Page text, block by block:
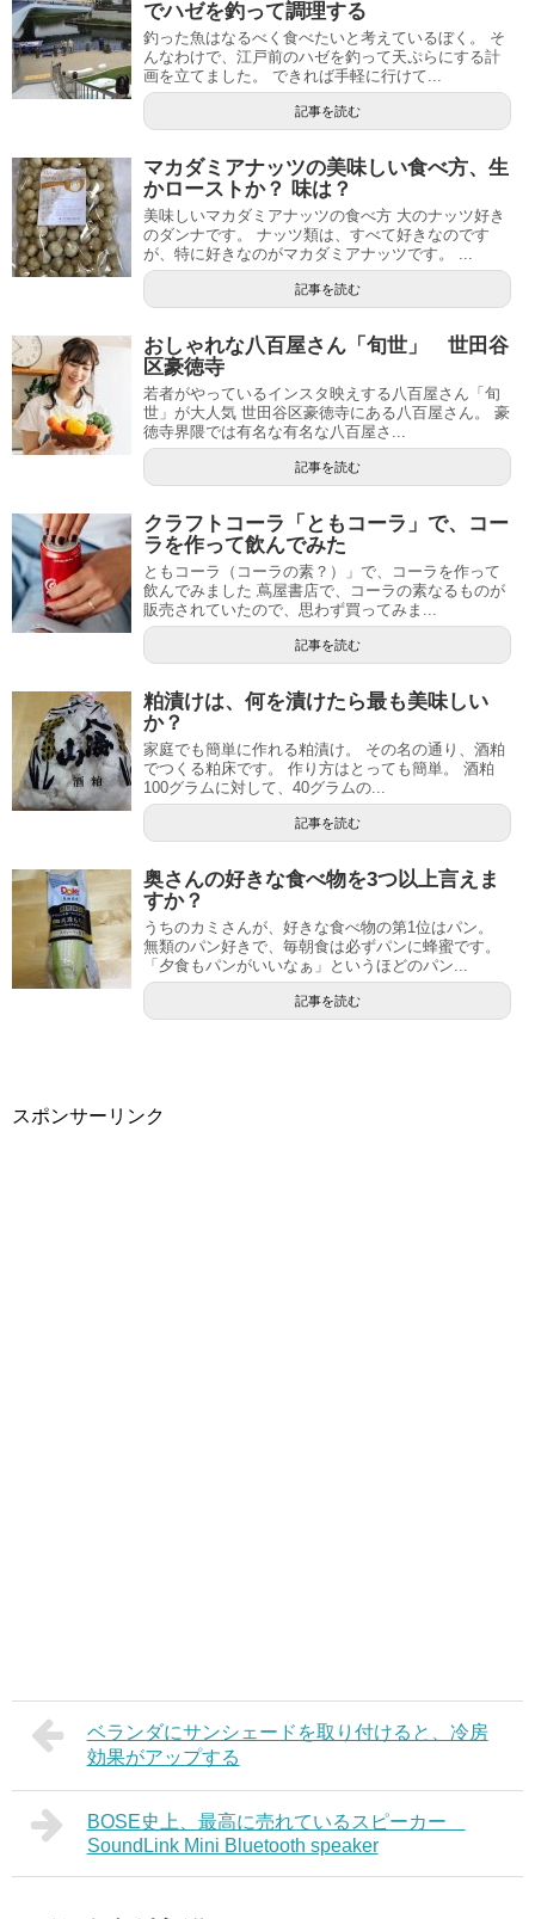
でハゼを釣って調理する
釣った魚はなるべく食べたいと考えているぼく。 そ
んなわけで、江戸前のハゼを釣って天ぷらにする計
画を立てました。 できれば手軽に行けて...
記事を読む
マカダミアナッツの美味しい食べ方、生
かローストか？ 味は？
美味しいマカダミアナッツの食べ方 大のナッツ好き
のダンナです。 ナッツ類は、すべて好きなのです
が、特に好きなのがマカダミアナッツです。 ...
記事を読む
おしゃれな八百屋さん「旬世」 世田谷
区豪徳寺
若者がやっているインスタ映えする八百屋さん「旬
世」が大人気 世田谷区豪徳寺にある八百屋さん。 豪
徳寺界隈では有名な有名な八百屋さ...
記事を読む
クラフトコーラ「ともコーラ」で、コー
ラを作って飲んでみた
ともコーラ（コーラの素？）」で、コーラを作って
飲んでみました 蔦屋書店で、コーラの素なるものが
販売されていたので、思わず買ってみま...
記事を読む
粕漬けは、何を漬けたら最も美味しい
か？
家庭でも簡単に作れる粕漬け。 その名の通り、酒粕
でつくる粕床です。 作り方はとっても簡単。 酒粕
100グラムに対して、40グラムの...
記事を読む
奥さんの好きな食べ物を3つ以上言えま
すか？
うちのカミさんが、好きな食べ物の第1位はパン。
無類のパン好きで、毎朝食は必ずパンに蜂蜜です。
「夕食もパンがいいなぁ」というほどのパン...
記事を読む
スポンサーリンク
ベランダにサンシェードを取り付けると、冷房
効果がアップする
BOSE史上、最高に売れているスピーカー
SoundLink Mini Bluetooth speaker